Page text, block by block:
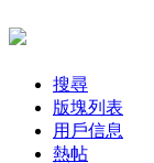
搜尋
版塊列表
用戶信息
熱帖